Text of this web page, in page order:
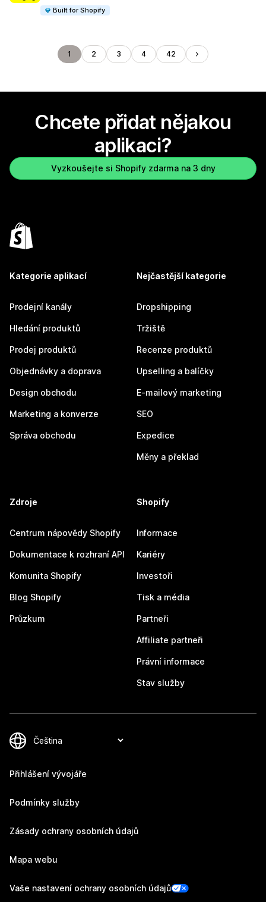
Built for Shopify
1 2 3 4 42
Chcete přidat nějakou
aplikaci?
Vyzkoušejte si Shopify zdarma na 3 dny
Kategorie aplikací
Prodejní kanály
Hledání produktů
Prodej produktů
Objednávky a doprava
Design obchodu
Marketing a konverze
Správa obchodu
Nejčastější kategorie
Dropshipping
Tržiště
Recenze produktů
Upselling a balíčky
E-mailový marketing
SEO
Expedice
Měny a překlad
Zdroje
Centrum nápovědy Shopify
Dokumentace k rozhraní API
Komunita Shopify
Blog Shopify
Průzkum
Shopify
Informace
Kariéry
Investoři
Tisk a média
Partneři
Affiliate partneři
Právní informace
Stav služby
Přihlášení vývojáře
Podmínky služby
Zásady ochrany osobních údajů
Mapa webu
Vaše nastavení ochrany osobních údajů